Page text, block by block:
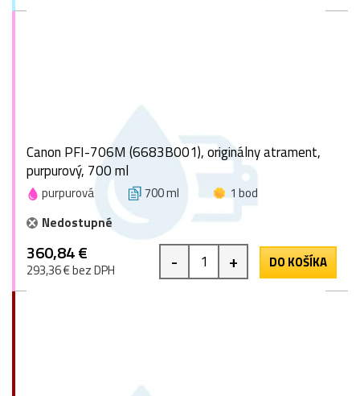
Canon PFI-706M (6683B001), originálny atrament,
purpurový, 700 ml
purpurová 700 ml
1 bod
Nedostupné
360,84 €
293,36 € bez DPH - + DO KOŠÍKA